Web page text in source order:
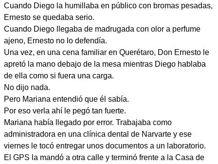
Cuando Diego la humillaba en público con bromas pesadas,
Ernesto se quedaba serio.
Cuando Diego llegaba de madrugada con olor a perfume
ajeno, Ernesto no lo defendía.
Una vez, en una cena familiar en Querétaro, Don Ernesto le
apretó la mano debajo de la mesa mientras Diego hablaba
de ella como si fuera una carga.
No dijo nada.
Pero Mariana entendió que él sabía.
Por eso verla ahí le pegó tan fuerte.
Mariana había llegado por error. Trabajaba como
administradora en una clínica dental de Narvarte y ese
viernes le tocó entregar unos documentos a un laboratorio.
El GPS la mandó a otra calle y terminó frente a la Casa de